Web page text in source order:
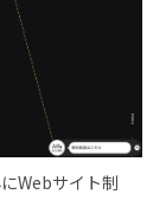
Webサイト制